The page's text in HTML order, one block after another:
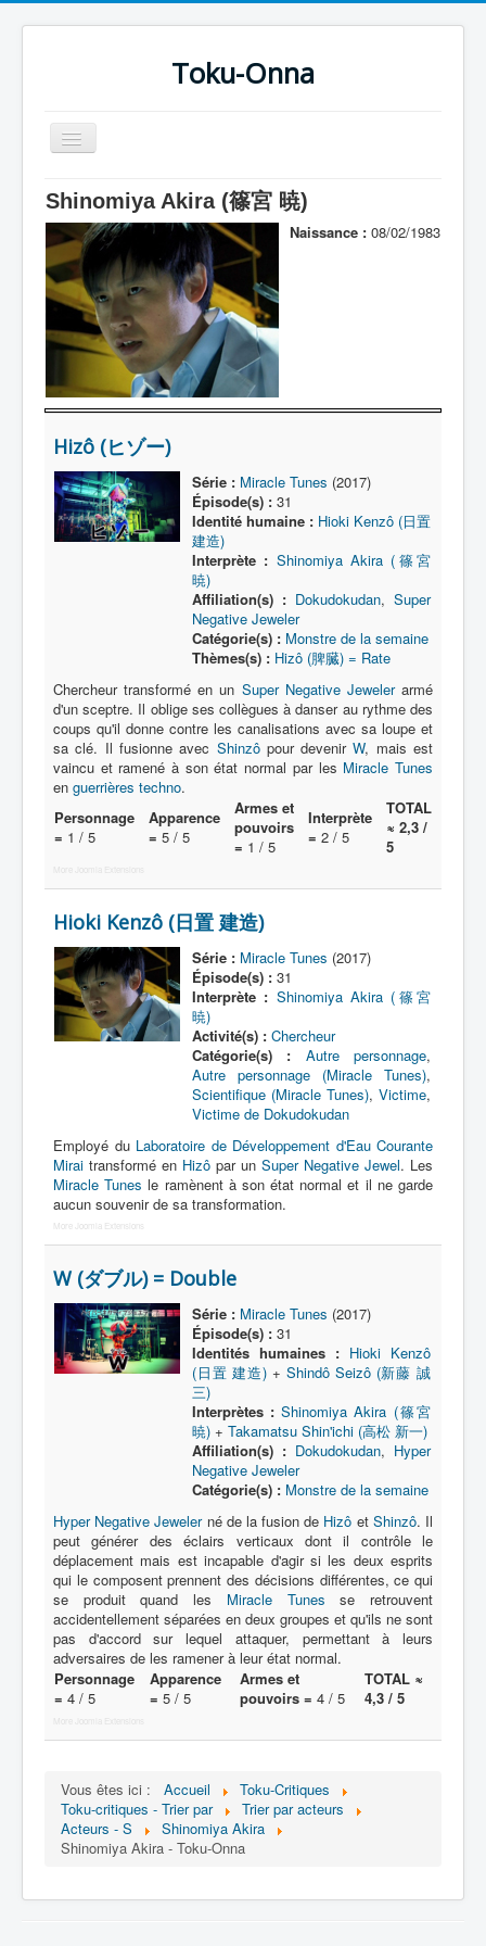
Toku-Onna
Basculer
la
Accueil
Toku-Actrices
Toku-Critiques
Séries
Films
Dessins
Artiste Asperger
Lexique
Série
Équipement
Mecha
Objet
Lieu
Générique
A
E
F
H
J
O
P
Q
R
S
V
W
Y
Shinomiya Akira (篠宮 暁)
Naissance : 08/02/1983
Hizô (ヒゾー)
Série : Miracle Tunes (2017)
Épisode(s) :31
Identité humaine : Hioki Kenzô (日置
建造)
Interprète : Shinomiya Akira (篠宮
暁)
Affiliation(s) : Dokudokudan, Super
Negative Jeweler
Catégorie(s) : Monstre de la semaine
Thèmes(s) : Hizô (脾臓) = Rate
Chercheur transformé en un Super Negative Jewelerarmé
d'un sceptre. Il oblige ses collègues à danser au rythme des
coups qu'il donne contre les canalisations avec sa loupe et
sa clé. Il fusionne avec Shinzôpour devenirW, mais est
vaincu et ramené à son état normal par les Miracle Tunes
en guerrières techno.
Personnage
= 1 / 5
Apparence
= 5 / 5
Armes et
pouvoirs
= 1 / 5
Interprète
= 2 / 5
TOTAL
≈ 2,3 /
5
More Joomla Extensions
Hioki Kenzô (日置 建造)
Série : Miracle Tunes (2017)
Épisode(s) :31
Interprète : Shinomiya Akira (篠宮
暁)
Activité(s) : Chercheur
Catégorie(s) :
Autre personnage,
Autre personnage (Miracle Tunes),
Scientifique (Miracle Tunes), Victime,
Victime de Dokudokudan
Employé du Laboratoire de Développement d'Eau Courante
Mirai transformé en Hizô par un Super Negative Jewel. Les
Miracle Tunes le ramènent à son état normal et il ne garde
aucun souvenir de sa transformation.
More Joomla Extensions
W (ダブル) = Double
Série : Miracle Tunes (2017)
Épisode(s) :31
Identités humaines : Hioki Kenzô
(日置 建造) + Shindô Seizô (新藤 誠
三)
Interprètes : Shinomiya Akira (篠宮
暁)+ Takamatsu Shin'ichi (高松 新一)
Affiliation(s) : Dokudokudan, Hyper
Negative Jeweler
Catégorie(s) : Monstre de la semaine
Hyper Negative Jewelerné de la fusion de Hizô et Shinzô. Il
peut générer des éclairs verticaux dont il contrôle le
déplacement mais est incapable d'agir si les deux esprits
qui le composent prennent des décisions différentes, ce qui
se produit quand les Miracle Tunes se retrouvent
accidentellement séparées en deux groupes et qu'ils ne sont
pas d'accord sur lequel attaquer, permettant à leurs
adversaires de les ramener à leur état normal.
Personnage
= 4 / 5
Apparence
= 5 / 5
Armes et
pouvoirs = 4 / 5
TOTAL ≈
4,3 / 5
More Joomla Extensions
Vous êtes ici : Accueil
Toku-Critiques
Toku-critiques - Trier par
Trier par acteurs
Acteurs - S
Shinomiya Akira
Shinomiya Akira - Toku-Onna